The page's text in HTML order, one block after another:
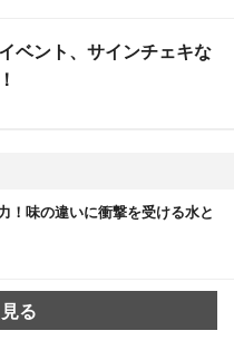
ベント、サインチェキな
！味の違いに衝撃を受ける水と
る